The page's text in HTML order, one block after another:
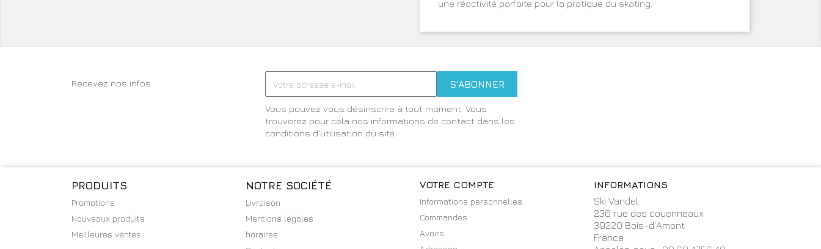
une réactivité parfaite pour la pratique du skating.
Recevez nos infos
Vous pouvez vous désinscrire à tout moment. Vous
trouverez pour cela nos informations de contact dans les
conditions d'utilisation du site.
PRODUITS
Promotions
Nouveaux produits
Meilleures ventes
NOTRE SOCIÉTÉ
Livraison
Mentions légales
horaires
VOTRE COMPTE
Informations personnelles
Commandes
Avoirs
INFORMATIONS
Ski Vandel
236 rue des couenneaux
39220 Bois-d'Amont
France